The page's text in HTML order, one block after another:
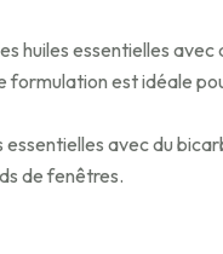
essentielles avec
formulation est idéale
avec du
de fenêtres.